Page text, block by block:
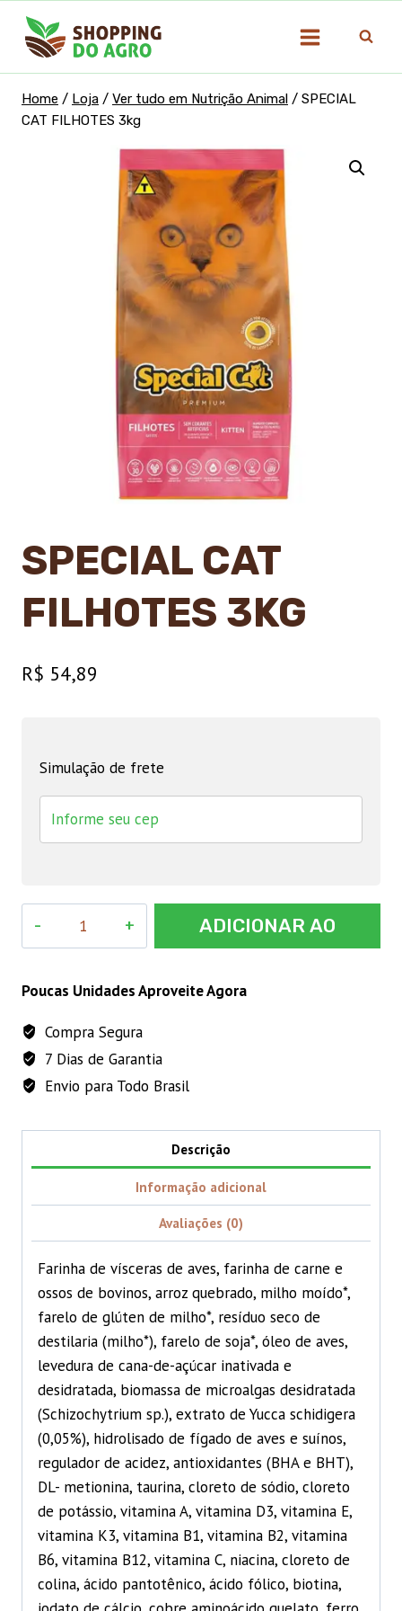
para
Home / Loja / Ver tudo em Nutrição Animal / SPECIAL
CAT FILHOTES 3kg
SPECIAL CAT
FILHOTES 3KG
R$ 54,89
Simulação de frete
3kg
ADICIONAR AO
Poucas Unidades Aproveite Agora
Compra Segura
7 Dias de Garantia
Envio para Todo Brasil
Descrição
Informação adicional
Avaliações (0)
Farinha de vísceras de aves, farinha de carne e
ossos de bovinos, arroz quebrado, milho moído*,
farelo de glúten de milho*, resíduo seco de
destilaria (milho*), farelo de soja*, óleo de aves,
levedura de cana-de-açúcar inativada e
desidratada, biomassa de microalgas desidratada
(Schizochytrium sp.), extrato de Yucca schidigera
(0,05%), hidrolisado de fígado de aves e suínos,
regulador de acidez, antioxidantes (BHA e BHT),
DL- metionina, taurina, cloreto de sódio, cloreto
de potássio, vitamina A, vitamina D3, vitamina E,
vitamina K3, vitamina B1, vitamina B2, vitamina
B6, vitamina B12, vitamina C, niacina, cloreto de
colina, ácido pantotênico, ácido fólico, biotina,